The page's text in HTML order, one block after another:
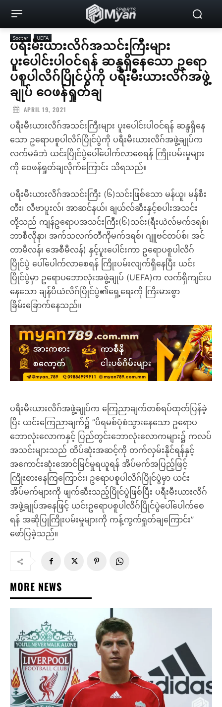
Soccer UEFA
ပရီးမီးယားလိဂ်အသင်းကြီးများ
ပူးပေါင်းပါဝင်ရန် ဆန္ဒရှိနေသော ဥရော
ပစူပါလိဂ်ပြိုင်ပွဲကို ပရီးမီးယားလိဂ်အဖွဲ့
ချုပ် ဝေဖန်ရှုတ်ချ
APRIL 19, 2021
ပရီးမီးယားလိဂ်အသင်းကြီးများ ပူးပေါင်းပါဝင်ရန် ဆန္ဒရှိနေ
သော ဥရောပစူပါလိဂ်ပြိုင်ပွဲကို ပရီးမီးယားလိဂ်အဖွဲ့ချုပ်က
လက်မခံဘဲ ယင်းပြိုင်ပွဲပေါ်ပေါက်လာစေရန် ကြိုးပမ်းမှုများ
ကို ဝေဖန်ရှုတ်ချလိုက်ကြောင်း သိရသည်။
ပရီးမီးယားလိဂ်အသင်းကြီး (၆)သင်းဖြစ်သော မန်ယူ၊ မန်စီး
တီး၊ လီဗာပူးလ်၊ အာဆင်နယ်၊ ချယ်လ်ဆီးနှင့်စပါးအသင်း
တို့သည် ကျန်ဥရောပအသင်းကြီး(၆)သင်း(ရီးယဲလ်မက်ဒရစ်၊
ဘာစီလိုနာ၊ အက်သလက်တီကိုမက်ဒရစ်၊ ဂျူဗင်တပ်စ်၊ အင်
တာမီလန်၊ အေစီမီလန်) နှင့်ပူးပေါင်းကာ ဥရောပစူပါလိဂ်
ပြိုင်ပွဲ ပေါ်ပေါက်လာစေရန် ကြိုးပမ်းလျက်ရှိနေပြီး ယင်း
ပြိုင်ပွဲမှာ ဥရောပဘောလုံးအဖွဲ့ချုပ် (UEFA)က လက်ရှိကျင်းပ
နေသော ချန်ပီယံလိဂ်ပြိုင်ပွဲ၏ရှေ့ရေးကို ကြီးမားစွာ
ခြိမ်းခြောက်နေသည်။
ပရီးမီးယားလိဂ်အဖွဲ့ချုပ်က ကြေညာချက်တစ်ရပ်ထုတ်ပြန်ခဲ့
ပြီး ယင်းကြေညာချက်၌ ”ပိရမစ်ပုံစံသွားနေသော ဥရောပ
ဘောလုံးလောကနှင့် ပြည်တွင်းဘောလုံးလောကများ၌ ကလပ်
အသင်းများသည် ထိပ်ဆုံးအဆင့်ကို တက်လှမ်းနိုင်ရန်နှင့်
အကောင်းဆုံးအောင်မြင်မှုရယူရန် အိပ်မက်အပြည့်ဖြင့်
ကြိုးစားနေကြကြောင်း၊ ဥရောပစူပါလိဂ်ပြိုင်ပွဲမှာ ယင်း
အိပ်မက်များကို ဖျက်ဆီးသည့်ပြိုင်ပွဲဖြစ်ပြီး ပရီးမီးယားလိဂ်
အဖွဲ့ချုပ်အနေဖြင့် ယင်းဥရောပစူပါလိဂ်ပြိုင်ပွဲပေါ်ပေါက်စေ
ရန် အဆိုပြုကြိုးပမ်းမှုများကို ကန့်ကွက်ရှုတ်ချကြောင်း”
ဖော်ပြခဲ့သည်။
MORE NEWS